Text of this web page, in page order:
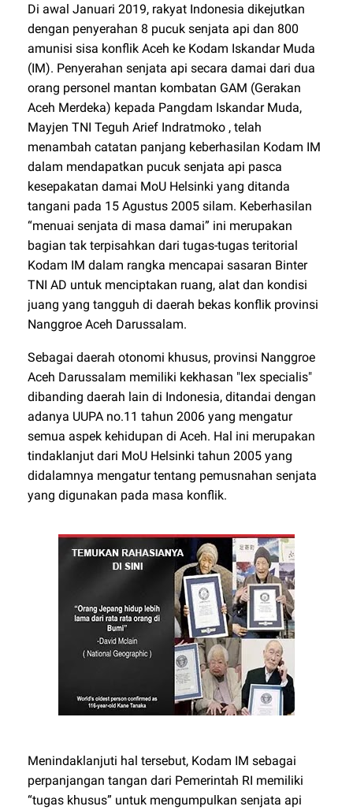
Di awal Januari 2019, rakyat Indonesia dikejutkan
dengan penyerahan 8 pucuk senjata api dan 800
amunisi sisa konflik Aceh ke Kodam Iskandar Muda
(IM). Penyerahan senjata api secara damai dari dua
orang personel mantan kombatan GAM (Gerakan
Aceh Merdeka) kepada Pangdam Iskandar Muda,
Mayjen TNI Teguh Arief Indratmoko , telah
menambah catatan panjang keberhasilan Kodam IM
dalam mendapatkan pucuk senjata api pasca
kesepakatan damai MoU Helsinki yang ditanda
tangani pada 15 Agustus 2005 silam. Keberhasilan
“menuai senjata di masa damai” ini merupakan
bagian tak terpisahkan dari tugas-tugas teritorial
Kodam IM dalam rangka mencapai sasaran Binter
TNI AD untuk menciptakan ruang, alat dan kondisi
juang yang tangguh di daerah bekas konflik provinsi
Nanggroe Aceh Darussalam.
Sebagai daerah otonomi khusus, provinsi Nanggroe
Aceh Darussalam memiliki kekhasan "lex specialis"
dibanding daerah lain di Indonesia, ditandai dengan
adanya UUPA no.11 tahun 2006 yang mengatur
semua aspek kehidupan di Aceh. Hal ini merupakan
tindaklanjut dari MoU Helsinki tahun 2005 yang
didalamnya mengatur tentang pemusnahan senjata
yang digunakan pada masa konflik.
Menindaklanjuti hal tersebut, Kodam IM sebagai
perpanjangan tangan dari Pemerintah RI memiliki
“tugas khusus” untuk mengumpulkan senjata api